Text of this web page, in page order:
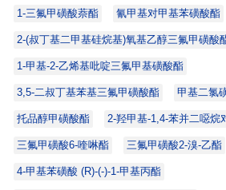
1-三氟甲磺酸萘酯 氰甲基对甲基苯磺酸酯
2-(叔丁基二甲基硅烷基)氧基乙醇三氟甲磺酸
1-甲基-2-乙烯基吡啶三氟甲基磺酸酯
3,5-二叔丁基苯基三氟甲磺酸酯 甲基二氯
托品醇甲磺酸酯 2-羟甲基-1,4-苯并二噁烷
三氟甲磺酸6-喹啉酯 三氟甲磺酸2-溴-乙酯
4-甲基苯磺酸 (R)-(-)-1-甲基丙酯